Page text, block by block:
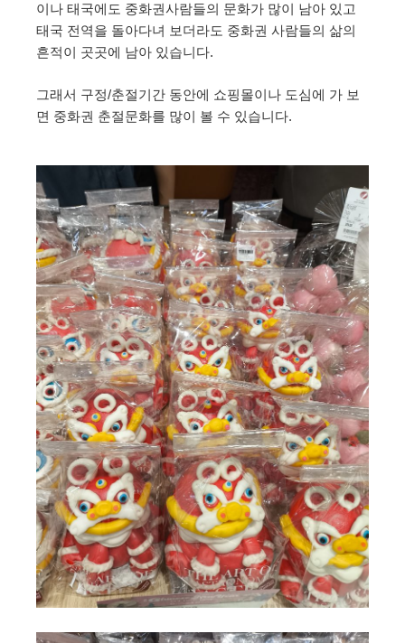
이나 태국에도 중화권사람들의 문화가 많이 남아 있고
태국 전역을 돌아다녀 보더라도 중화권 사람들의 삶의
흔적이 곳곳에 남아 있습니다.
그래서 구정/춘절기간 동안에 쇼핑몰이나 도심에 가 보
면 중화권 춘절문화를 많이 볼 수 있습니다.